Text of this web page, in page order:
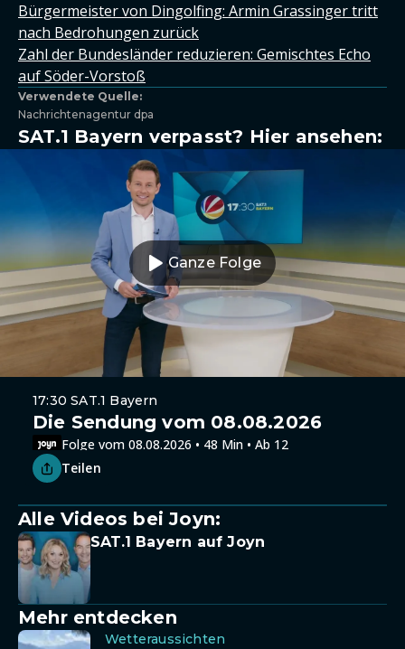
Bürgermeister von Dingolfing: Armin Grassinger tritt
nach Bedrohungen zurück
Zahl der Bundesländer reduzieren: Gemischtes Echo
auf Söder-Vorstoß
Verwendete Quelle:
Nachrichtenagentur dpa
SAT.1 Bayern verpasst? Hier ansehen:
Ganze Folge
17:30 SAT.1 Bayern
Die Sendung vom 08.08.2026
Folge vom 08.08.2026 • 48 Min • Ab 12
Teilen
Alle Videos bei Joyn:
SAT.1 Bayern auf Joyn
Mehr entdecken
Wetteraussichten